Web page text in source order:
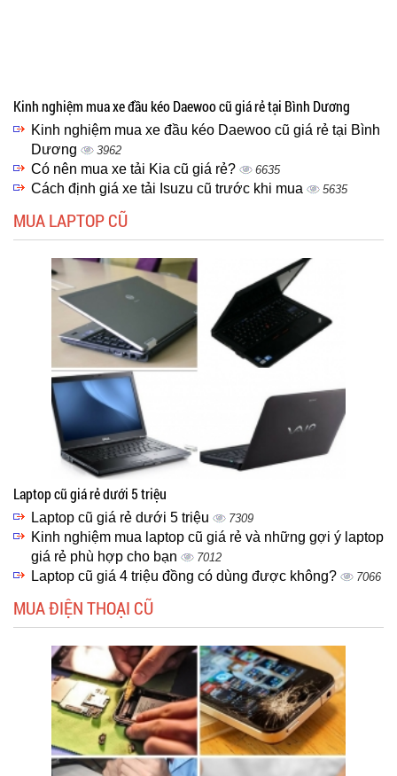
Kinh nghiệm mua xe đầu kéo Daewoo cũ giá rẻ tại Bình Dương
Kinh nghiệm mua xe đầu kéo Daewoo cũ giá rẻ tại Bình
Dương
3962
Có nên mua xe tải Kia cũ giá rẻ? 6635
Cách định giá xe tải Isuzu cũ trước khi mua 5635
MUA LAPTOP CŨ
Laptop cũ giá rẻ dưới 5 triệu
Laptop cũ giá rẻ dưới 5 triệu 7309
Kinh nghiệm mua laptop cũ giá rẻ và những gợi ý laptop
giá rẻ phù hợp cho bạn
7012
Laptop cũ giá 4 triệu đồng có dùng được không? 7066
MUA ĐIỆN THOẠI CŨ